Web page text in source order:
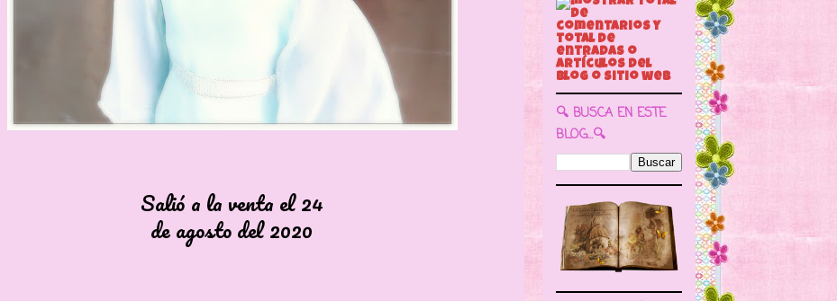
Salió a la venta el 24
de agosto del 2020
🔍 BUSCA EN ESTE
BLOG...🔍